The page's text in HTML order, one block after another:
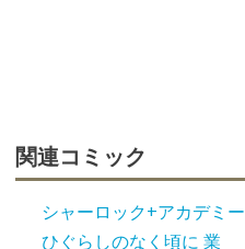
関連コミック
シャーロック+アカデミー
ひぐらしのなく頃に 業